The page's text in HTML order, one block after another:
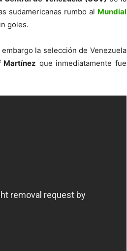
sudamericanas rumbo al Mundial
goles.
la selección de Venezuela
Martínez que inmediatamente fue